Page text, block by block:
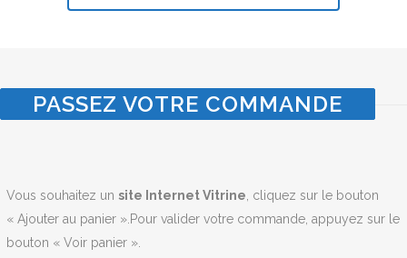
PASSEZ VOTRE COMMANDE
Vous souhaitez un site Internet Vitrine, cliquez sur le bouton
« Ajouter au panier ».Pour valider votre commande, appuyez sur le
bouton « Voir panier ».